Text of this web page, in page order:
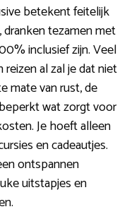
betekent feitelijk
tezamen met
inclusief zijn. Veel
al zal je dat niet
mate van rust, de
wat zorgt voor
Je hoeft alleen
en cadeautjes.
ontspannen
uitstapjes en